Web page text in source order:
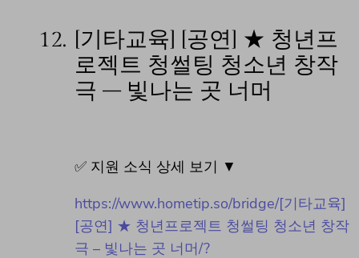
12.
[기타교육] [공연] ★ 청년프
로젝트 청썰팅 청소년 창작
극 – 빛나는 곳 너머
✅ 지원 소식 상세 보기 ▼
https://www.hometip.so/bridge/[기타교육]
[공연] ★ 청년프로젝트 청썰팅 청소년 창작
극 – 빛나는 곳 너머/?